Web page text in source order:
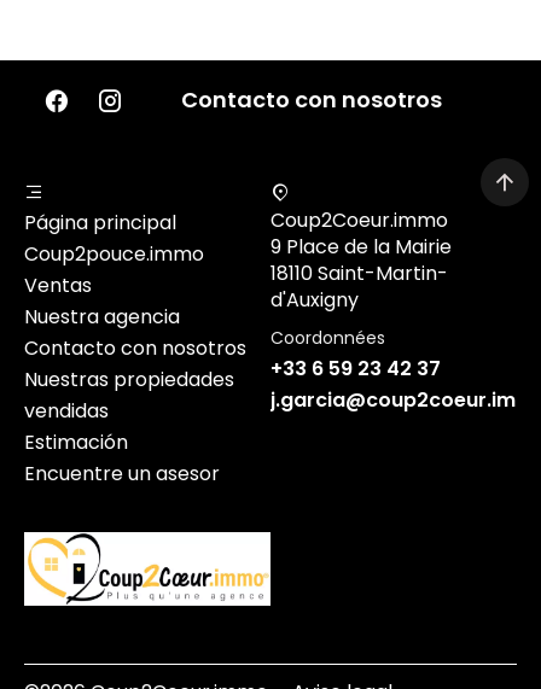
Contacto con nosotros
Página principal
Coup2pouce.immo
Ventas
Nuestra agencia
Contacto con nosotros
Nuestras propiedades
vendidas
Estimación
Encuentre un asesor
Coup2Coeur.immo
9 Place de la Mairie
18110 Saint-Martin-
d'Auxigny
Coordonnées
+33 6 59 23 42 37